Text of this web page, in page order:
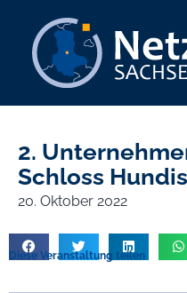
2.
Schloss
20. Oktober 2022
Diese Veranstaltung teilen